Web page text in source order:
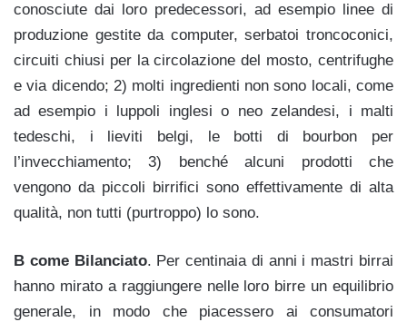
conosciute dai loro predecessori, ad esempio linee di
produzione gestite da computer, serbatoi troncoconici,
circuiti chiusi per la circolazione del mosto, centrifughe
e via dicendo; 2) molti ingredienti non sono locali, come
ad esempio i luppoli inglesi o neo zelandesi, i malti
tedeschi, i lieviti belgi, le botti di bourbon per
l’invecchiamento; 3) benché alcuni prodotti che
vengono da piccoli birrifici sono effettivamente di alta
qualità, non tutti (purtroppo) lo sono.
B come Bilanciato. Per centinaia di anni i mastri birrai
hanno mirato a raggiungere nelle loro birre un equilibrio
generale, in modo che piacessero ai consumatori